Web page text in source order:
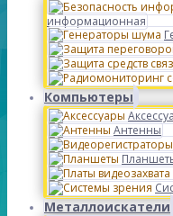
информационная
Компьютеры
Антенны
Металлоискатели